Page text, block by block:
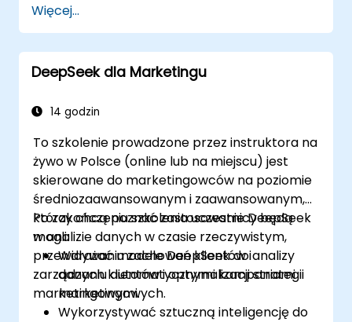
ChatGPT.
Skutecznie tworzyć i tłumaczyć e-maile,
raporty oraz komunikaty dla klientów.
Podsumowywać dane finansowe i
prezentacje.
Więcej...
DeepSeek dla Marketingu
14 godzin
To szkolenie prowadzone przez instruktora na
żywo w Polsce (online lub na miejscu) jest
skierowane do marketingowców na poziomie
średniozaawansowanym i zaawansowanym,
którzy chcą poznać zastosowanie DeepSeek
w analizie danych w czasie rzeczywistym,
przewidywaniu zachowań klientów i
zarządzaniu automatycznymi kampaniami
marketingowymi.
Po zakończeniu szkolenia uczestnicy będą
mogli:
Wdrażać modele DeepSeek do analizy
danych klientów i optymalizacji strategii
marketingowych.
Wykorzystywać sztuczną inteligencję do